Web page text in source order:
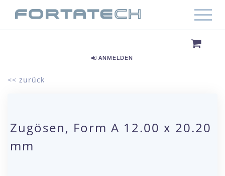
ANMELDEN
<< zurück
Zugösen, Form A 12.00 x 20.20
mm